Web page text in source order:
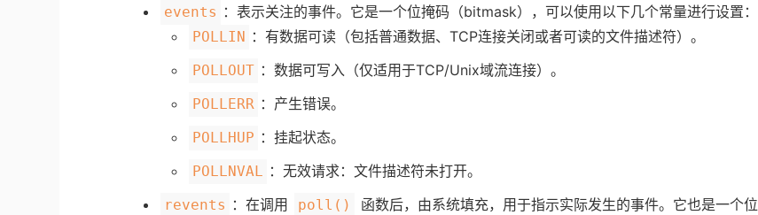
events ：表示关注的事件。它是一个位掩码（bitmask），可以使用以下几个常量进行设置：
POLLIN ：有数据可读（包括普通数据、TCP连接关闭或者可读的文件描述符）。
POLLOUT ：数据可写入（仅适用于TCP/Unix域流连接）。
POLLERR ：产生错误。
POLLHUP ：挂起状态。
POLLNVAL ：无效请求：文件描述符未打开。
revents ：在调用 poll()
函数后，由系统填充，用于指示实际发生的事件。它也是一个位